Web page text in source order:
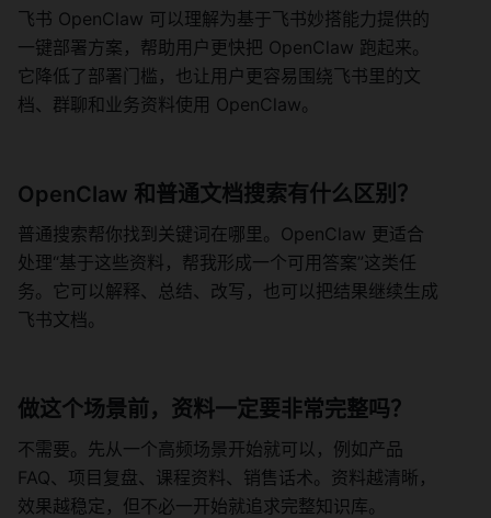
飞书 OpenClaw 可以理解为基于飞书妙搭能力提供的
一键部署方案，帮助用户更快把 OpenClaw 跑起来。
它降低了部署门槛，也让用户更容易围绕飞书里的文
档、群聊和业务资料使用 OpenClaw。
OpenClaw 和普通文档搜索有什么区别？
普通搜索帮你找到关键词在哪里。OpenClaw 更适合
处理“基于这些资料，帮我形成一个可用答案”这类任
务。它可以解释、总结、改写，也可以把结果继续生成
飞书文档。
做这个场景前，资料一定要非常完整吗？
不需要。先从一个高频场景开始就可以，例如产品
FAQ、项目复盘、课程资料、销售话术。资料越清晰，
效果越稳定，但不必一开始就追求完整知识库。